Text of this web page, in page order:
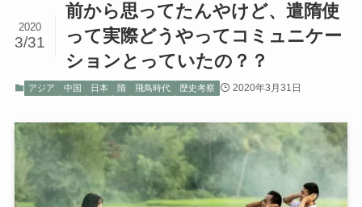
前から思ってたんやけど、遣隋使
って実際どうやってコミュニケー
ションとっていたの？？
2020
3/31
アジア 中国 日本 隋 飛鳥時代 歴史考察 2020年3月31日